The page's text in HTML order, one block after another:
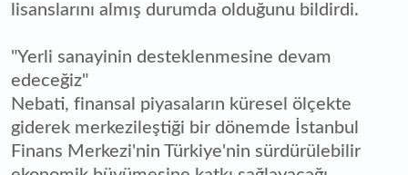
lisanslarını almış durumda olduğunu bildirdi.
"Yerli sanayinin desteklenmesine devam
edeceğiz"
Nebati, finansal piyasaların küresel ölçekte
giderek merkezileştiği bir dönemde İstanbul
Finans Merkezi'nin Türkiye'nin sürdürülebilir